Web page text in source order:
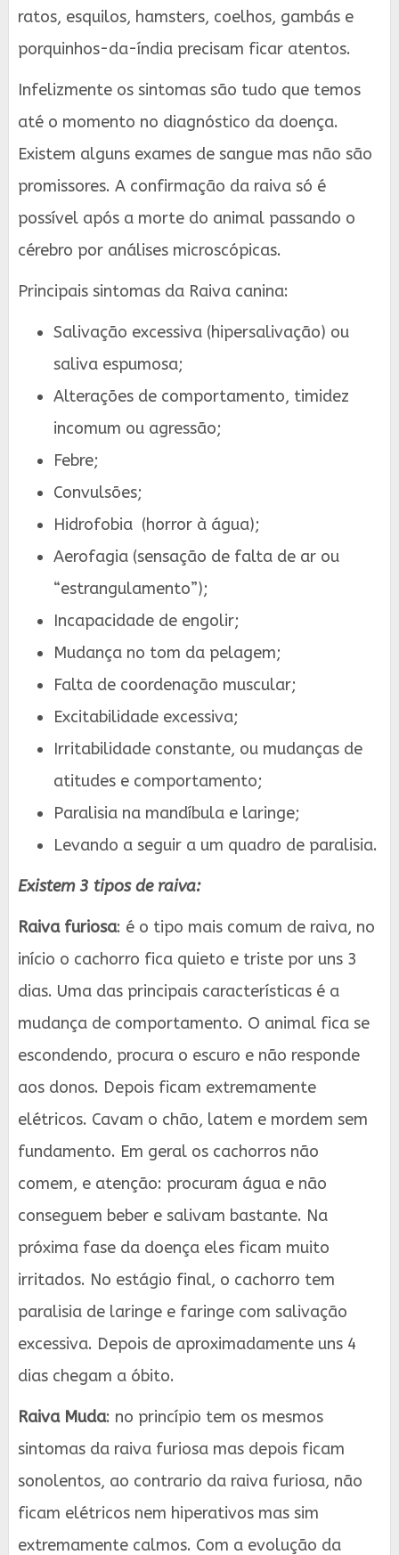
ratos, esquilos, hamsters, coelhos, gambás e
porquinhos-da-índia precisam ficar atentos.
Infelizmente os sintomas são tudo que temos
até o momento no diagnóstico da doença.
Existem alguns exames de sangue mas não são
promissores. A confirmação da raiva só é
possível após a morte do animal passando o
cérebro por análises microscópicas.
Principais sintomas da Raiva canina:
Salivação excessiva (hipersalivação) ou
saliva espumosa;
Alterações de comportamento, timidez
incomum ou agressão;
Febre;
Convulsões;
Hidrofobia (horror à água);
Aerofagia (sensação de falta de ar ou
“estrangulamento”);
Incapacidade de engolir;
Mudança no tom da pelagem;
Falta de coordenação muscular;
Excitabilidade excessiva;
Irritabilidade constante, ou mudanças de
atitudes e comportamento;
Paralisia na mandíbula e laringe;
Levando a seguir a um quadro de paralisia.
Existem 3 tipos de raiva:
Raiva furiosa: é o tipo mais comum de raiva, no
início o cachorro fica quieto e triste por uns 3
dias. Uma das principais características é a
mudança de comportamento. O animal fica se
escondendo, procura o escuro e não responde
aos donos. Depois ficam extremamente
elétricos. Cavam o chão, latem e mordem sem
fundamento. Em geral os cachorros não
comem, e atenção: procuram água e não
conseguem beber e salivam bastante. Na
próxima fase da doença eles ficam muito
irritados. No estágio final, o cachorro tem
paralisia de laringe e faringe com salivação
excessiva. Depois de aproximadamente uns 4
dias chegam a óbito.
Raiva Muda: no princípio tem os mesmos
sintomas da raiva furiosa mas depois ficam
sonolentos, ao contrario da raiva furiosa, não
ficam elétricos nem hiperativos mas sim
extremamente calmos. Com a evolução da